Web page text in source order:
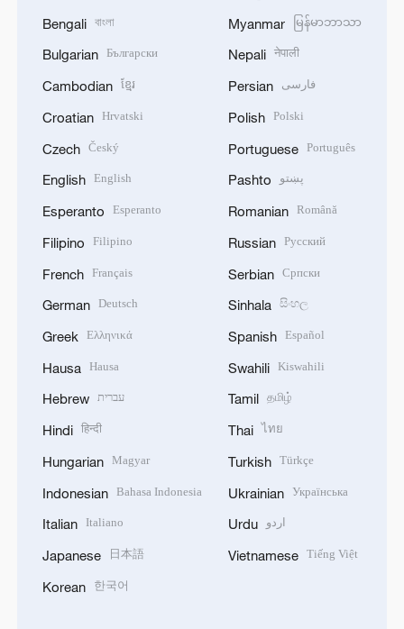
Bengali বাংলা
Bulgarian Български
Cambodian ខ្មែរ
Croatian Hrvatski
Czech Český
English English
Esperanto Esperanto
Filipino Filipino
French Français
German Deutsch
Greek Ελληνικά
Hausa Hausa
Hebrew עברית
Hindi हिन्दी
Hungarian Magyar
Indonesian Bahasa Indonesia
Italian Italiano
Japanese 日本語
Korean 한국어
Myanmar မြန်မာဘာသာ
Nepali नेपाली
Persian فارسی
Polish Polski
Portuguese Português
Pashto پښتو
Romanian Română
Russian Русский
Serbian Српски
Sinhala සිංහල
Spanish Español
Swahili Kiswahili
Tamil தமிழ்
Thai ไทย
Turkish Türkçe
Ukrainian Українська
Urdu اردو
Vietnamese Tiếng Việt